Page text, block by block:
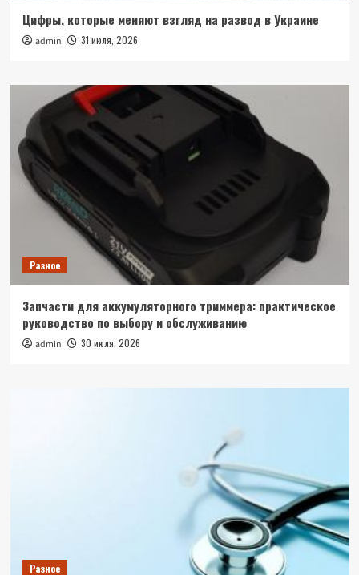
Цифры, которые меняют взгляд на развод в Украине
admin 31 июля, 2026
Разное
Запчасти для аккумуляторного триммера: практическое
руководство по выбору и обслуживанию
admin 30 июля, 2026
Разное